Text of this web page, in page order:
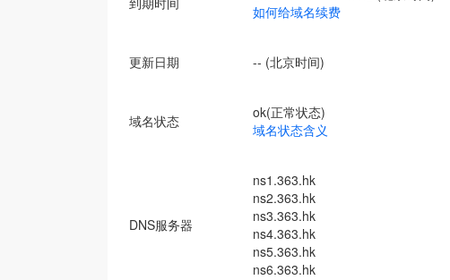
如何给域名续费
更新日期 -- (北京时间)
域名状态
ok(正常状态)
域名状态含义
DNS服务器
ns1.363.hk
ns2.363.hk
ns3.363.hk
ns4.363.hk
ns5.363.hk
ns6.363.hk